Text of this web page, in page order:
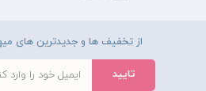
از تخفیف ها و جدیدترین های